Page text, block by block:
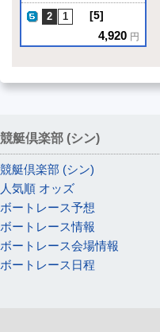
[5]
4,920 円
競艇倶楽部 (シン)
競艇倶楽部 (シン)
人気順 オッズ
ボートレース予想
ボートレース情報
ボートレース会場情報
ボートレース日程